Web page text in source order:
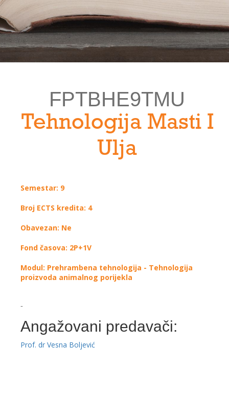
FPTBHE9TMU
Tehnologija Masti I
Ulja
Semestar: 9
Broj ECTS kredita: 4
Obavezan: Ne
Fond časova: 2P+1V
Modul: Prehrambena tehnologija - Tehnologija
proizvoda animalnog porijekla
-
Angažovani predavači:
Prof. dr Vesna Boljević